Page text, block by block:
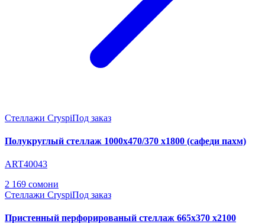
Стеллажи CryspiПод заказ
Полукруглый стеллаж 1000х470/370 х1800 (сафеди пахм)
ART40043
2 169 сомони
Стеллажи CryspiПод заказ
Пристенный перфорированый стеллаж 665х370 х2100